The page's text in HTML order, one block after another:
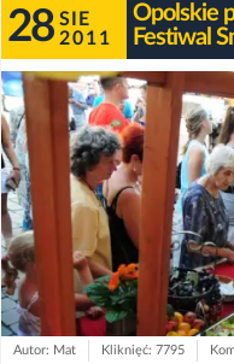
28 SIE
2011
Opolskie
Festiwal
Autor: Mat Kliknięć: 7795